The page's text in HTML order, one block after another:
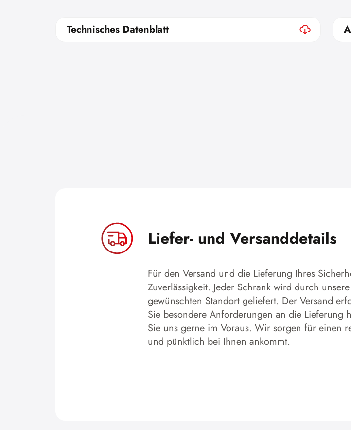
Technisches Datenblatt
Liefer- und Versanddetails
Für den Versand und die Lieferung Ihres
Zuverlässigkeit. Jeder Schrank wird durch
gewünschten Standort geliefert. Der Versand
Sie besondere Anforderungen an die Lieferung
Sie uns gerne im Voraus. Wir sorgen für einen
und pünktlich bei Ihnen ankommt.